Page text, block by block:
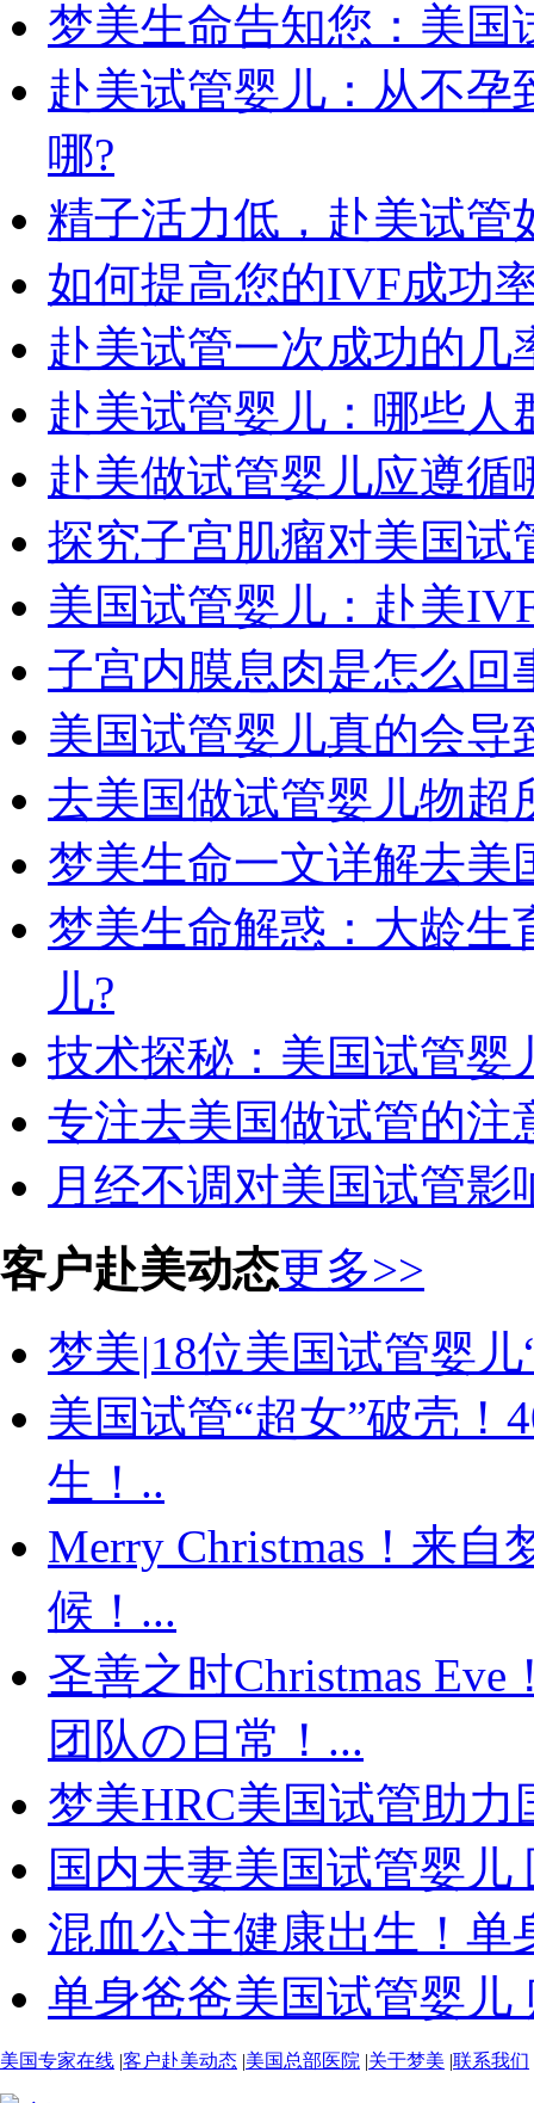
梦美生命告知您：美国
赴美试管婴儿：从不孕
哪?
精子活力低，赴美试管
如何提高您的IVF成功
赴美试管一次成功的几
赴美试管婴儿：哪些人
赴美做试管婴儿应遵
探究子宫肌瘤对美国试
美国试管婴儿：赴美
子宫内膜息肉是怎么回
美国试管婴儿真的会导
去美国做试管婴儿物超
梦美生命一文详解去美
梦美生命解惑：大龄生
儿?
技术探秘：美国试管婴
专注去美国做试管的注
月经不调对美国试管
客户赴美动态更多>>
梦美|18位美国试管婴
美国试管“超女”破壳！
生！..
Merry Christmas！来
候！...
圣善之时Christmas
团队の日常！...
梦美HRC美国试管助
国内夫妻美国试管婴
混血公主健康出生！单
单身爸爸美国试管婴儿
美国专家在线 |客户赴美动态 |美国总部医院 |关于梦美 |联系我们